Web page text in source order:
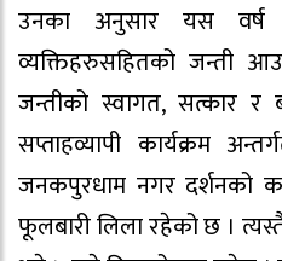
उनका अनुसार यस वर्ष
व्यक्तिहरुसहितको जन्ती
जन्तीको स्वागत, सत्कार र
सप्ताहव्यापी कार्यक्रम
जनकपुरधाम नगर दर्शनको
फूलबारी लिला रहेको छ ।